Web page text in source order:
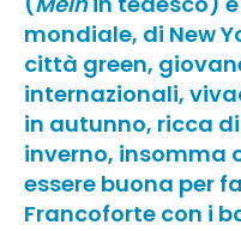
mondiale, di New
città green,
internazionali,
in autunno, ricca
inverno, insomma
essere buona per
Francoforte con i